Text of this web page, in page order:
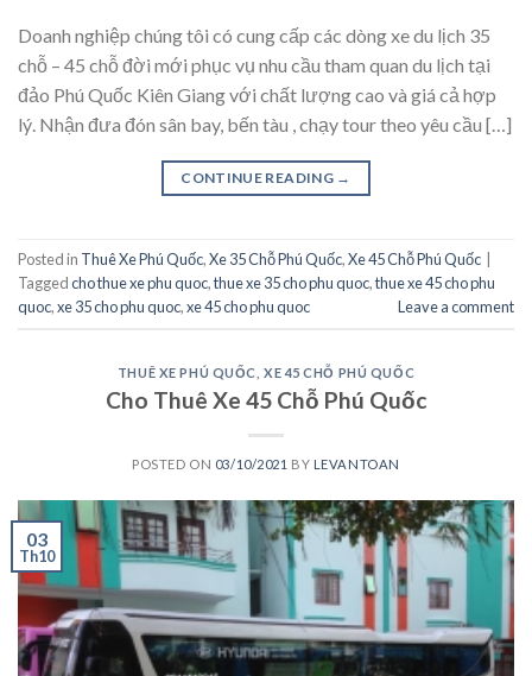
Doanh nghiệp chúng tôi có cung cấp các dòng xe du lịch 35
chỗ – 45 chỗ đời mới phục vụ nhu cầu tham quan du lịch tại
đảo Phú Quốc Kiên Giang với chất lượng cao và giá cả hợp
lý. Nhận đưa đón sân bay, bến tàu , chạy tour theo yêu cầu […]
CONTINUE READING →
Posted in Thuê Xe Phú Quốc,Xe 35 Chỗ Phú Quốc,Xe 45 Chỗ Phú Quốc
Taggedcho thue xe phu quoc,thue xe 35 cho phu quoc,thue xe 45 cho phu
quoc,xe 35 cho phu quoc,xe 45 cho phu quoc Leave a comment
THUÊ XE PHÚ QUỐC XE 45 CHỖ PHÚ QUỐC
Cho Thuê Xe 45 Chỗ Phú Quốc
POSTED ON 03/10/2021 BY LEVANTOAN
03
Th10